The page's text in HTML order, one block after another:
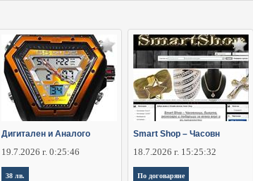
Дигитален и Аналого
19.7.2026 г. 0:25:46
38 лв.
Smart Shop – Часовн
18.7.2026 г. 15:25:32
По договаряне